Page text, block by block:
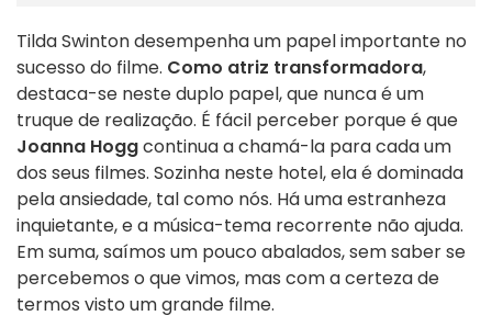
Tilda Swinton desempenha um papel importante no
sucesso do filme. Como atriz transformadora,
destaca-se neste duplo papel, que nunca é um
truque de realização. É fácil perceber porque é que
Joanna Hoggcontinua a chamá-la para cada um
dos seus filmes. Sozinha neste hotel, ela é dominada
pela ansiedade, tal como nós. Há uma estranheza
inquietante, e a música-tema recorrente não ajuda.
Em suma, saímos um pouco abalados, sem saber se
percebemos o que vimos, mas com a certeza de
termos visto um grande filme.